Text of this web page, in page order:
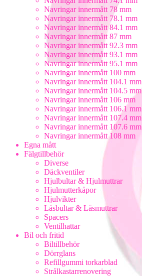
Navringar innermått 78 mm
Navringar innermått 78.1 mm
Navringar innermått 84.1 mm
Navringar innermått 87 mm
Navringar innermått 92.3 mm
Navringar innermått 93.1 mm
Navringar innermått 95.1 mm
Navringar innermått 100 mm
Navringar innermått 104.1 mm
Navringar innermått 104.5 mm
Navringar innermått 106 mm
Navringar innermått 106.1 mm
Navringar innermått 107.4 mm
Navringar innermått 107.6 mm
Navringar innermått 108 mm
Egna mått
Fälgtillbehör
Diverse
Däckventiler
Hjulbultar & Hjulmuttrar
Hjulmutterkåpor
Hjulvikter
Låsbultar & Låsmuttrar
Spacers
Ventilhattar
Bil och fritid
Biltillbehör
Dörrglans
Refillgummi torkarblad
Strålkastarrenovering